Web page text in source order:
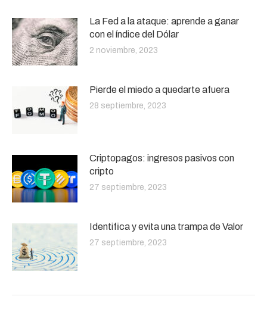
La Fed a la ataque: aprende a ganar
con el índice del Dólar
2 noviembre, 2023
Pierde el miedo a quedarte afuera
28 septiembre, 2023
Criptopagos: ingresos pasivos con
cripto
27 septiembre, 2023
Identifica y evita una trampa de Valor
27 septiembre, 2023